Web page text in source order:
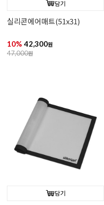
담기
실리콘에어매트(51x31)
10% 42,300원
47,000원
담기